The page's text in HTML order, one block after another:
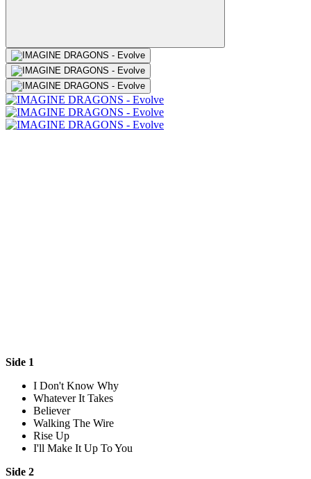
Side 1
I Don't Know Why
Whatever It Takes
Believer
Walking The Wire
Rise Up
I'll Make It Up To You
Side 2